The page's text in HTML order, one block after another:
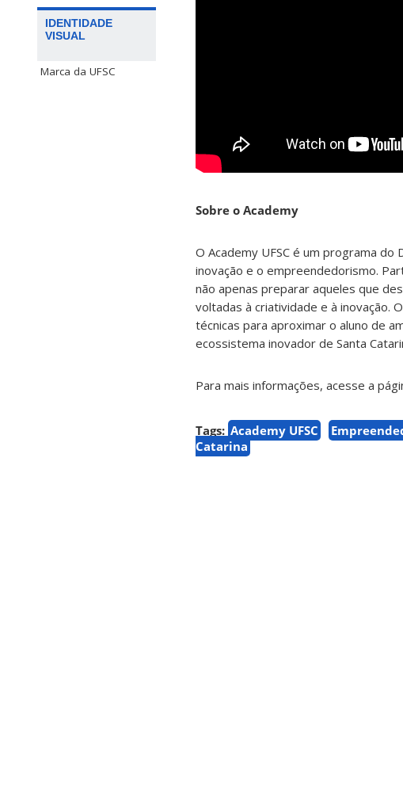
IDENTIDADE
VISUAL
Marca da UFSC
Sobre o Academy
O Academy UFSC é um programa
inovação e o empreendedorismo.
não apenas preparar aqueles que
voltadas à criatividade e à inovação.
técnicas para aproximar o aluno de
ecossistema inovador de Santa
Para mais informações, acesse a
Tags: Academy UFSC
Catarina